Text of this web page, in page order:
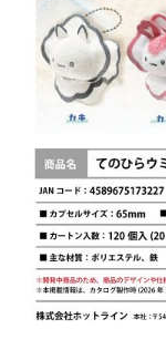
あるご質問
利用ガイド
7659